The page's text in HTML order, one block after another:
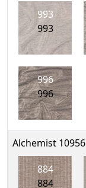
993
993
996
996
Alchemist 10956
884
884